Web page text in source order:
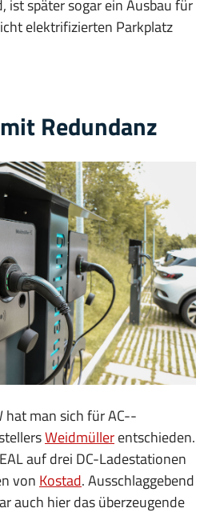
ist später sogar ein Ausbau für
elektrifizierten Parkplatz
Redundanz
hat man sich für AC-­
Weidmüllerentschieden.
auf drei DC-Ladestationen
von Kostad. Ausschlagge­bend
auch hier das überzeugende